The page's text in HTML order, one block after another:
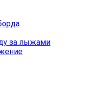
за лыжами